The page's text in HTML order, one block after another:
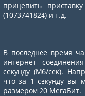
прицепить
(1073741824) и т.д.
В последнее время
интернет
секунду (Мб/сек).
что за 1 секунду вы
размером 20 МегаБит.